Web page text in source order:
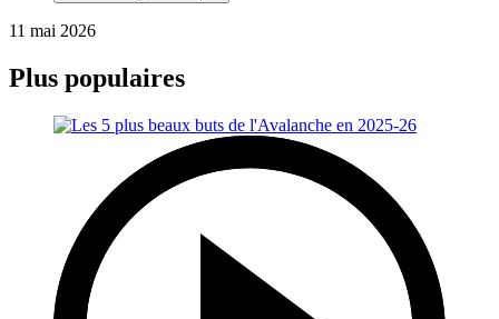
11 mai 2026
Plus populaires